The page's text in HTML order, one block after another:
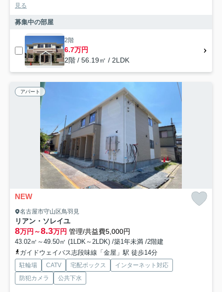
見る
募集中の部屋
2階
6.7万円
2階 / 56.19㎡ / 2LDK
アパート
NEW
名古屋市守山区鳥羽見
リアン・ソレイユ
8万円～8.3万円 管理/共益費5,000円
43.02㎡～49.50㎡ (1LDK～2LDK) /築1年未満 /2階建
ガイドウェイバス志段味線「金屋」駅 徒歩14分
駐輪場 CATV 宅配ボックス
インターネット対応
防犯カメラ
公共下水